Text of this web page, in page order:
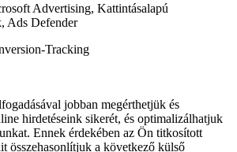
Advertising, Kattintásalapú
Ads Defender
Tracking
jobban megérthetjük és
hirdetéseink sikerét, és optimalizálhatjuk
Ennek érdekében az Ön titkosított
összehasonlítjuk a következő külső